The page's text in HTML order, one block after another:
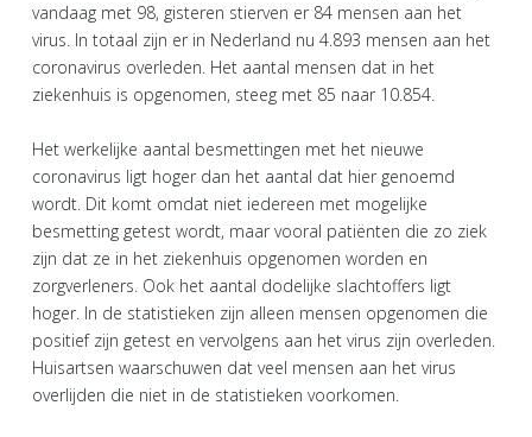
vandaag met 98, gisteren stierven er 84 mensen aan het
virus. In totaal zijn er in Nederland nu 4.893 mensen aan het
coronavirus overleden. Het aantal mensen dat in het
ziekenhuis is opgenomen, steeg met 85 naar 10.854.
Het werkelijke aantal besmettingen met het nieuwe
coronavirus ligt hoger dan het aantal dat hier genoemd
wordt. Dit komt omdat niet iedereen met mogelijke
besmetting getest wordt, maar vooral patiënten die zo ziek
zijn dat ze in het ziekenhuis opgenomen worden en
zorgverleners. Ook het aantal dodelijke slachtoffers ligt
hoger. In de statistieken zijn alleen mensen opgenomen die
positief zijn getest en vervolgens aan het virus zijn overleden.
Huisartsen waarschuwen dat veel mensen aan het virus
overlijden die niet in de statistieken voorkomen.